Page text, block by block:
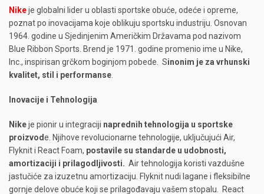
Nikeje globalni lider u oblasti sportske obuće, odeće i opreme,
poznat po inovacijama koje oblikuju sportsku industriju. Osnovan
1964. godine u Sjedinjenim Američkim Državama pod nazivom
Blue Ribbon Sports. Brend je 1971. godine promenio ime u Nike,
Inc., inspirisan grčkom boginjom pobede. Sinonim je za vrhunski
kvalitet, stil i performanse.
Inovacije i Tehnologija
Nikeje pionir u integraciji naprednih tehnologija u sportske
proizvode. Njihove revolucionarne tehnologije, uključujući Air,
Flyknit i React Foam, postavile su standarde u udobnosti,
amortizaciji i prilagodljivosti. Air tehnologija koristi vazdušne
jastučiće za izuzetnu amortizaciju. Flyknit nudi lagane i fleksibilne
gornje delove obuće koji se prilagođavaju vašem stopalu. React